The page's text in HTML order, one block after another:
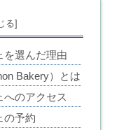
を選んだ理由
Bakery）とは
へのアクセス
の予約